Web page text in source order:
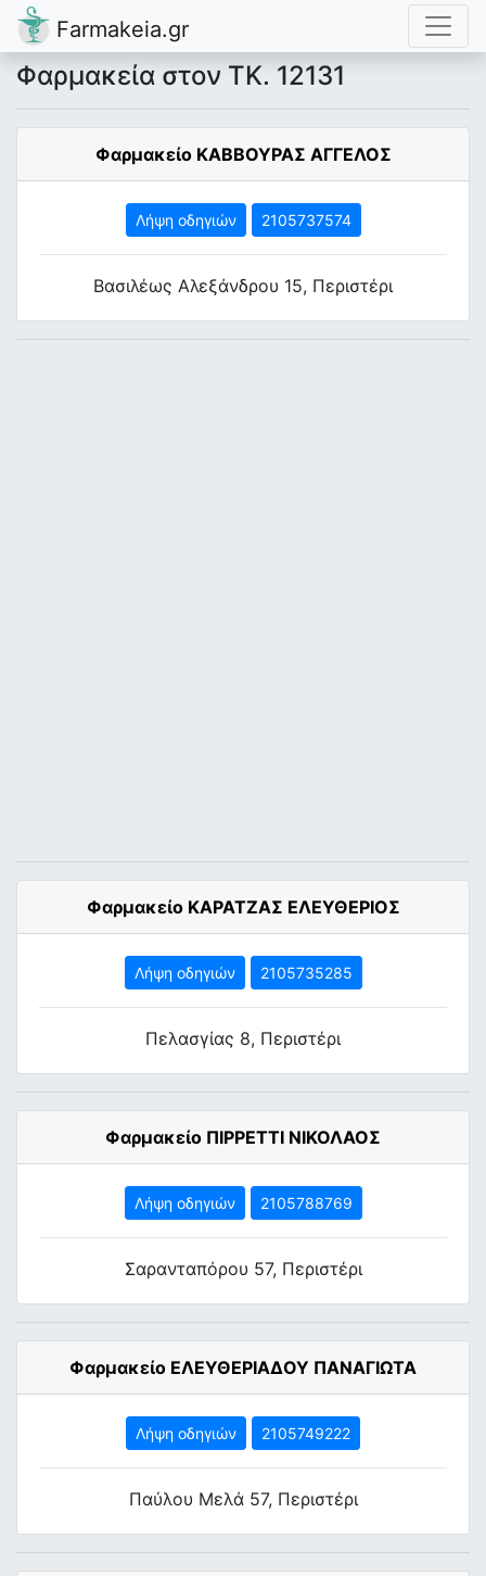
Farmakeia.gr
Φαρμακεία στον ΤΚ. 12131
Φαρμακείο ΚΑΒΒΟΥΡΑΣ ΑΓΓΕΛΟΣ
Λήψη οδηγιών 2105737574
Βασιλέως Αλεξάνδρου 15, Περιστέρι
Φαρμακείο ΚΑΡΑΤΖΑΣ ΕΛΕΥΘΕΡΙΟΣ
Λήψη οδηγιών 2105735285
Πελασγίας 8, Περιστέρι
Φαρμακείο ΠΙΡΡΕΤΤΙ ΝΙΚΟΛΑΟΣ
Λήψη οδηγιών 2105788769
Σαρανταπόρου 57, Περιστέρι
Φαρμακείο ΕΛΕΥΘΕΡΙΑΔΟΥ ΠΑΝΑΓΙΩΤΑ
Λήψη οδηγιών 2105749222
Παύλου Μελά 57, Περιστέρι